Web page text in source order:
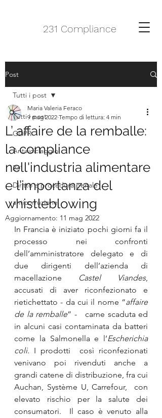
231 Compliance
Post
Tutti i post
GDPR
Antiriciclaggio
231
Diritto e procedura penale
anticorruzione
Tutti i post
L’ affaire de la remballe:
la compliance
nell'industria alimentare
e l’importanza del
whistleblowing
Maria Valeria Feraco
9 mag 2022 Tempo di lettura: 4 min
Aggiornamento: 11 mag 2022
In Francia è iniziato pochi giorni fa il
processo nei confronti
dell’amministratore delegato e di
due dirigenti dell’azienda di
macellazione
Castel Viandes,
accusati di aver riconfezionato e
rietichettato - da cui il nome “affaire
de la remballe” -   carne scaduta ed
in alcuni casi contaminata da batteri
come la Salmonella e l’Escherichia
coli. I prodotti  così riconfezionati
venivano poi rivenduti anche a
grandi catene di distribuzione, fra cui
Auchan, Système U, Carrefour,  con
elevato rischio per la salute dei
consumatori.  Il caso è venuto alla